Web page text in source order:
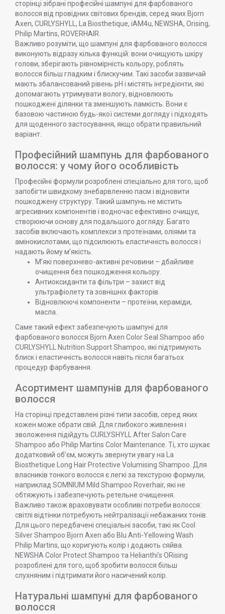
сторінці зібрані професійні шампуні для фарбованого
волосся від провідних світових брендів, серед яких Bjorn
Axen, CURLYSHYLL, La Biosthetique, iAM4u, NEWSHA, Orising,
Philip Martins, ROVERHAIR.
Важливо розуміти, що шампуні для фарбованого волосся
виконують відразу кілька функцій: вони очищують шкіру
голови, зберігають рівномірність кольору, роблять
волосся більш гладким і блискучим. Такі засоби зазвичай
мають збалансований рівень pH і містять інгредієнти, які
допомагають утримувати вологу, відновлюють
пошкоджені ділянки та зменшують ламкість. Вони є
базовою частиною будь-якої системи догляду і підходять
для щоденного застосування, якщо обрати правильний
варіант.
Професійний шампунь для фарбованого
волосся: у чому його особливість
Професійні формули розроблені спеціально для того, щоб
запобігти швидкому знебарвленню пасм і відновити
пошкоджену структуру. Такий шампунь не містить
агресивних компонентів і водночас ефективно очищує,
створюючи основу для подальшого догляду. Багато
засобів включають комплекси з протеїнами, оліями та
амінокислотами, що підсилюють еластичність волосся і
надають йому м’якість.
М’які поверхнево-активні речовини – дбайливе
очищення без пошкодження кольору.
Антиоксиданти та фільтри – захист від
ультрафіолету та зовнішніх факторів.
Відновлюючі компоненти – протеїни, кераміди,
масла.
Саме такий ефект забезпечують шампуні для
фарбованого волосся Bjorn Axen Color Seal Shampoo або
CURLYSHYLL Nutrition Support Shampoo, які підтримують
блиск і еластичність волосся навіть після багатьох
процедур фарбування.
Асортимент шампунів для фарбованого
волосся
На сторінці представлені різні типи засобів, серед яких
кожен може обрати свій. Для глибокого живлення і
зволоження підійдуть CURLYSHYLL After Salon Care
Shampoo або Philip Martins Color Maintenance. Ті, хто шукає
додатковий об’єм, можуть звернути увагу на La
Biosthetique Long Hair Protective Volumising Shampoo. Для
власників тонкого волосся є легкі за текстурою формули,
наприклад SOMNIUM Mild Shampoo Roverhair, які не
обтяжують і забезпечують ретельне очищення.
Важливо також враховувати особливі потреби волосся:
світлі відтінки потребують нейтралізації небажаних тонів.
Для цього передбачені спеціальні засоби, такі як Cool
Silver Shampoo Bjorn Axen або Blu Anti-Yellowing Wash
Philip Martins, що коригують колір і додають сяйва.
NEWSHA Color Protect Shampoo та Helianthi’s ORising
розроблені для того, щоб зробити волосся більш
слухняним і підтримати його насичений колір.
Натуральні шампуні для фарбованого
волосся